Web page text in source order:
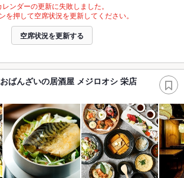
レンダーの更新に失敗しました。
を押して空席状況を更新してください。
空席状況を更新する
ばんざいの居酒屋 メジロオシ 栄店